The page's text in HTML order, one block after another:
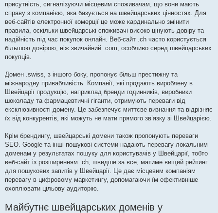
присутність, сигналізуючи місцевим споживачам, що вони мають
справу з компанією, яка базується на швейцарських цінностях. Для
веб-сайтів електронної комерції це може кардинально змінити
правила, оскільки швейцарські споживачі високо цінують довіру та
надійність під час покупок онлайн. Веб-сайт .ch часто користується
більшою довірою, ніж звичайний .com, особливо серед швейцарських
покупців.
Домен .swiss, з іншого боку, пропонує більш престижну та
міжнародну привабливість. Компанії, які продають вироблену в
Швейцарії продукцію, наприклад бренди годинників, виробники
шоколаду та фармацевтичні гіганти, отримують переваги від
ексклюзивності домену. Це забезпечує миттєве визнання та відрізняє
їх від конкурентів, які можуть не мати прямого зв’язку зі Швейцарією.
Крім брендингу, швейцарські домени також пропонують переваги
SEO. Google та інші пошукові системи надають перевагу локальним
доменам у результатах пошуку для користувачів у Швейцарії, тобто
веб-сайт із розширенням .ch, швидше за все, матиме вищий рейтинг
для пошукових запитів у Швейцарії. Це дає місцевим компаніям
перевагу в цифровому маркетингу, допомагаючи їм ефективніше
охоплювати цільову аудиторію.
Майбутнє швейцарських доменів у